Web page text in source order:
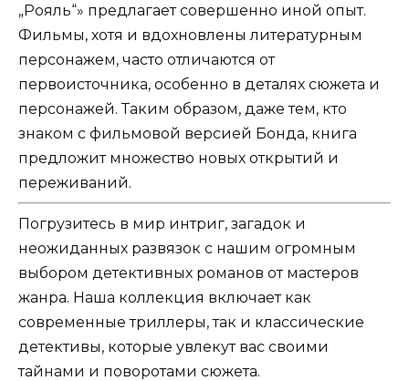
„Рояль“» предлагает совершенно иной опыт.
Фильмы, хотя и вдохновлены литературным
персонажем, часто отличаются от
первоисточника, особенно в деталях сюжета и
персонажей. Таким образом, даже тем, кто
знаком с фильмовой версией Бонда, книга
предложит множество новых открытий и
переживаний.
Погрузитесь в мир интриг, загадок и
неожиданных развязок с нашим огромным
выбором детективных романов от мастеров
жанра. Наша коллекция включает как
современные триллеры, так и классические
детективы, которые увлекут вас своими
тайнами и поворотами сюжета.